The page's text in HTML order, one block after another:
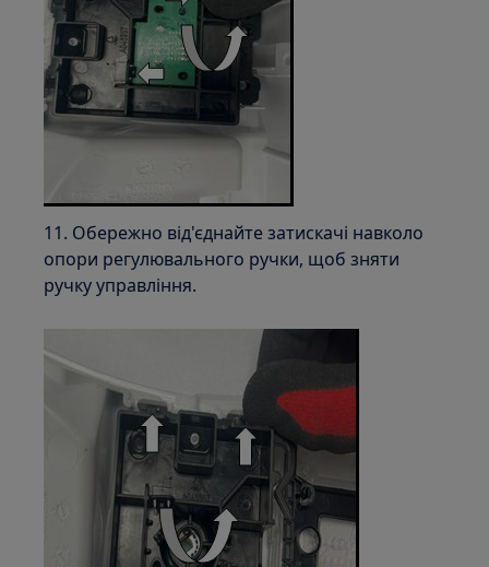
11. Обережно від'єднайте затискачі навколо
опори регулювального ручки, щоб зняти
ручку управління.